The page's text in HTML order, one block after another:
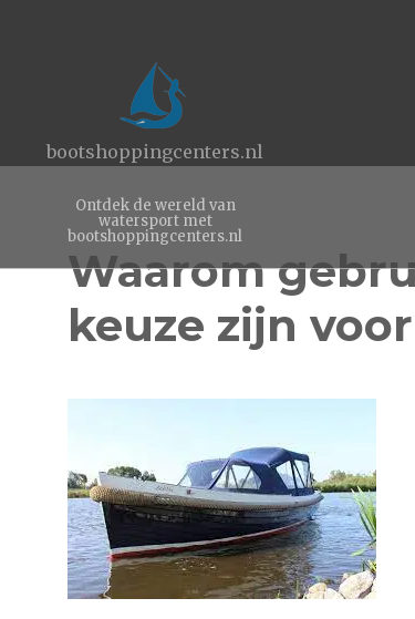
bootshoppingcenters.nl
Ontdek de wereld van
watersport met
bootshoppingcenters.nl
Waarom
keuze zijn